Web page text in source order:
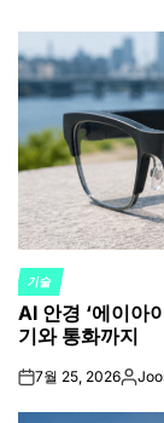
POSTED
IN
기술
AI 안경 ‘에이아
기와 통화까지
on7월 25, 2026Posted